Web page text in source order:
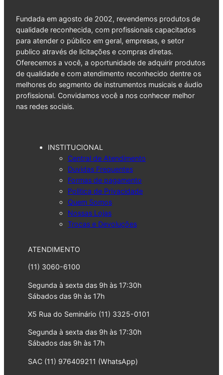
Fundada em agosto de 2002, revendemos produtos de
qualidade reconhecida, com profissionais capacitados
para atender o público em geral, empresas, e setor
publico através de licitações e compras diretas.
Oferecemos a você, a oportunidade de adquirir produtos
de qualidade e com atendimento reconhecido dentre os
melhores do segmento de instrumentos musicais e áudio
profissional. Convidamos você a nos conhecer melhor
nas redes sociais.
INSTITUCIONAL
Central de Atendimento
Duvidas Frequentes
Formas de pagamento
Politica de Privacidade
Quem Somos
Nossas Lojas
Trocas e Devoluções
ATENDIMENTO
(11) 3060-6100
Segunda à sexta das 9h às 17:30h
Sábados das 9h às 17h
X5 Rua do Seminário (11) 3325-0101
Segunda à sexta das 9h às 17:30h
Sábados das 9h às 17h
SAC (11) 976409211 (WhatsApp)